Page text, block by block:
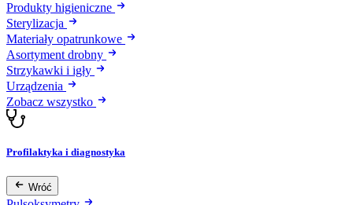
Produkty higieniczne
Sterylizacja
Materiały opatrunkowe
Asortyment drobny
Strzykawki i igły
Urządzenia
Zobacz wszystko
Profilaktyka i diagnostyka
Wróć